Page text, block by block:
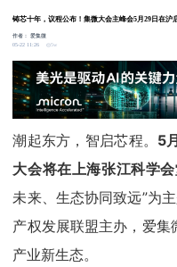
铸芯十年，议程公布！集微大会主峰会5月29日在沪
作者：爱集微
05-22 11:26
5w
潮起东方，智启芯程。 5
大会将在上海张江科学
未来、生态协同致远”为
产权发展联盟主办，爱
产业新生态。